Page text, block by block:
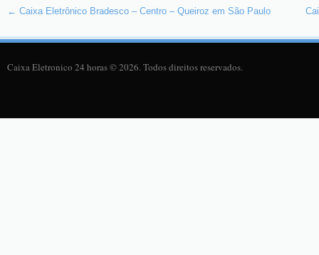
← Caixa Eletrônico Bradesco – Centro – Queiroz em São Paulo
Caixa Eletronico 24 horas © 2026. Todos direitos reservados.